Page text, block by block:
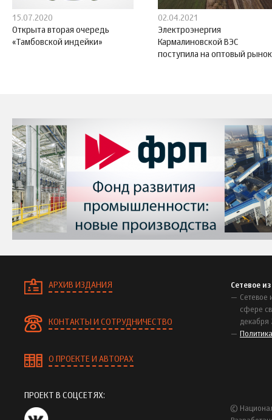
15.07.2020
Открыта вторая очередь
«Тамбовской индейки»
02.04.2021
Электроэнергия
Кармалиновской ВЭС
поступила на оптовый рынок
АРХИВ ИЗДАНИЯ
КОНТАКТЫ И СОТРУДНИЧЕСТВО
О ПРОЕКТЕ И АВТОРАХ
Сетевое
Сетевое
сфере
декабря
ПРОЕКТ В СОЦСЕТЯХ:
©